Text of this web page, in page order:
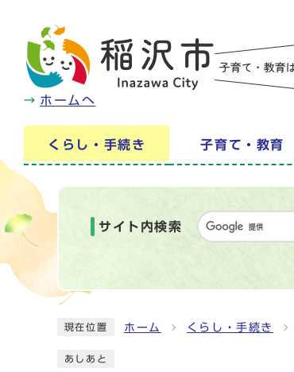
ホームへ
くらし・手続き 子育て・教育
サイト内検索
現在位置 ホーム くらし・手続き
あしあと